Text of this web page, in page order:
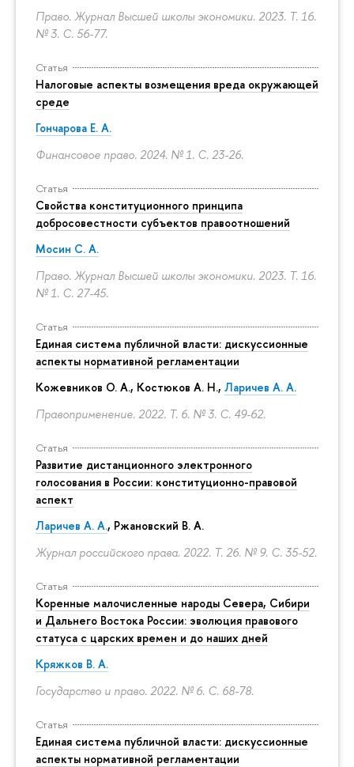
Право. Журнал Высшей школы экономики. 2023. Т. 16.
№ 3. С. 56-77.
Статья
Налоговые аспекты возмещения вреда окружающей
среде
Гончарова Е. А.
Финансовое право. 2024. № 1. С. 23-26.
Статья
Свойства конституционного принципа
добросовестности субъектов правоотношений
Мосин С. А.
Право. Журнал Высшей школы экономики. 2023. Т. 16.
№ 1. С. 27-45.
Статья
Единая система публичной власти: дискуссионные
аспекты нормативной регламентации
Кожевников О. А., Костюков А. Н., Ларичев А. А.
Правоприменение. 2022. Т. 6. № 3. С. 49-62.
Статья
Развитие дистанционного электронного
голосования в России: конституционно-правовой
аспект
Ларичев А. А., Ржановский В. А.
Журнал российского права. 2022. Т. 26. № 9. С. 35-52.
Статья
Коренные малочисленные народы Севера, Сибири
и Дальнего Востока России: эволюция правового
статуса с царских времен и до наших дней
Кряжков В. А.
Государство и право. 2022. № 6. С. 68-78.
Статья
Единая система публичной власти: дискуссионные
аспекты нормативной регламентации